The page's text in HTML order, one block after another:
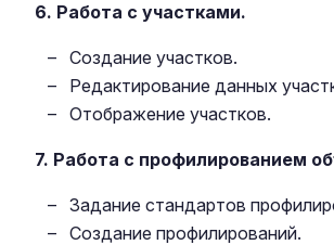
6. Работа с участками.
Создание участков.
Редактирование данных
Отображение участков.
7. Работа с профилированием
Задание стандартов
Создание профилирований.